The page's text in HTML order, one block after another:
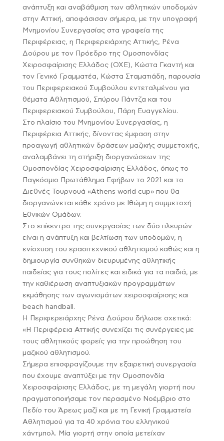
ανάπτυξη και αναβάθμιση των αθλητικών υποδομών
στην Αττική, αποφάσισαν σήμερα, με την υπογραφή
Μνημονίου Συνεργασίας στα γραφεία της
Περιφέρειας, η Περιφερειάρχης Αττικής, Ρένα
Δούρου με τον Πρόεδρο της Ομοσπονδίας
Χειροσφαίρισης Ελλάδος (ΟΧΕ), Κώστα Γκαντή και
τον Γενικό Γραμματέα, Κώστα Σταματιάδη, παρουσία
του Περιφερειακού Συμβούλου εντεταλμένου για
θέματα Αθλητισμού, Σπύρου Πάντζα και του
Περιφερειακού Συμβούλου, Πάρη Ευαγγελίου.
Στο πλαίσιο του Μνημονίου Συνεργασίας, η
Περιφέρεια Αττικής, δίνοντας έμφαση στην
προαγωγή αθλητικών δράσεων μαζικής συμμετοχής,
αναλαμβάνει τη στήριξη διοργανώσεων της
Ομοσπονδίας Χειροσφαίρισης Ελλάδος, όπως το
Παγκόσμιο Πρωτάθλημα Εφήβων το 2021 και το
Διεθνές Τουρνουά «Athens world cup» που θα
διοργανώνεται κάθε χρόνο με Ιθώμη η συμμετοχή
Εθνικών Ομάδων.
Στο επίκεντρο της συνεργασίας των δύο πλευρών
είναι η ανάπτυξη και βελτίωση των υποδομών, η
ενίσχυση του ερασιτεχνικού αθλητισμού καθώς και η
δημιουργία συνθηκών διευρυμένης αθλητικής
παιδείας για τους πολίτες και ειδικά για τα παιδιά, με
την καθιέρωση αναπτυξιακών προγραμμάτων
εκμάθησης των αγωνισμάτων χειροσφαίρισης και
beach handball.
Η Περιφερειάρχης Ρένα Δούρου δήλωσε σχετικά:
«Η Περιφέρεια Αττικής συνεχίζει τις συνέργειες με
τους αθλητικούς φορείς για την προώθηση του
μαζικού αθλητισμού.
Σήμερα επισφραγίζουμε την εξαιρετική συνεργασία
που έχουμε αναπτύξει με την Ομοσπονδία
Χειροσφαίρισης Ελλάδος, με τη μεγάλη γιορτή που
πραγματοποιήσαμε τον περασμένο Νοέμβριο στο
Πεδίο του Άρεως μαζί και με τη Γενική Γραμματεία
Αθλητισμού για τα 40 χρόνια του ελληνικού
χάντμπολ. Μία γιορτή στην οποία μετείχαν